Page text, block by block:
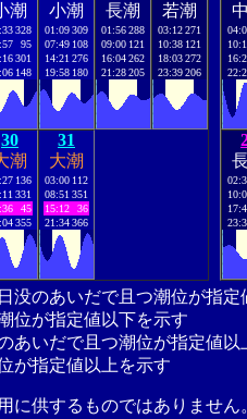
潮
328
95
301
148
小潮
01:09309
07:49 108
14:21 276
19:58 180
長潮
01:56288
09:00 121
16:04262
21:28205
若潮
03:12271
10:38 121
18:03272
23:39206
30
潮
136
331
45
355
31
大潮
03:00 112
08:51 351
15:12
36
21:34366
没のあいだで且つ潮位が指
位が指定値以下を示す
あいだで且つ潮位が指定値以
が指定値以上を示す
に供するものではありませ